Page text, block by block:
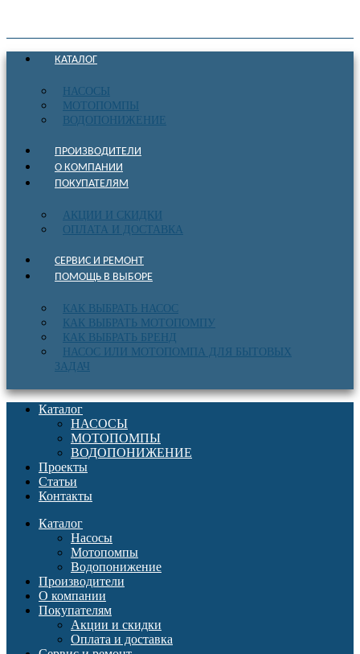
КАТАЛОГ
НАСОСЫ
МОТОПОМПЫ
ВОДОПОНИЖЕНИЕ
ПРОИЗВОДИТЕЛИ
О КОМПАНИИ
ПОКУПАТЕЛЯМ
АКЦИИ И СКИДКИ
ОПЛАТА И ДОСТАВКА
СЕРВИС И РЕМОНТ
ПОМОЩЬ В ВЫБОРЕ
КАК ВЫБРАТЬ НАСОС
КАК ВЫБРАТЬ МОТОПОМПУ
КАК ВЫБРАТЬ БРЕНД
НАСОС ИЛИ МОТОПОМПА ДЛЯ БЫТОВЫХ
ЗАДАЧ
Каталог
НАСОСЫ
МОТОПОМПЫ
ВОДОПОНИЖЕНИЕ
Проекты
Статьи
Контакты
Каталог
Насосы
Мотопомпы
Водопонижение
Производители
О компании
Покупателям
Акции и скидки
Оплата и доставка